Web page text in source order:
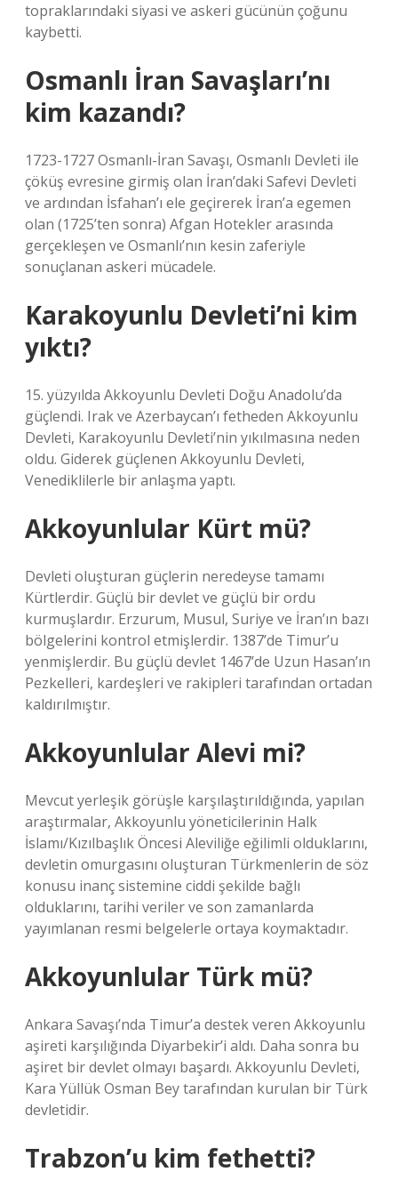
topraklarındaki siyasi ve askeri gücünün çoğunu
kaybetti.
Osmanlı İran Savaşları’nı
kim kazandı?
1723-1727 Osmanlı-İran Savaşı, Osmanlı Devleti ile
çöküş evresine girmiş olan İran’daki Safevi Devleti
ve ardından İsfahan’ı ele geçirerek İran’a egemen
olan (1725’ten sonra) Afgan Hotekler arasında
gerçekleşen ve Osmanlı’nın kesin zaferiyle
sonuçlanan askeri mücadele.
Karakoyunlu Devleti’ni kim
yıktı?
15. yüzyılda Akkoyunlu Devleti Doğu Anadolu’da
güçlendi. Irak ve Azerbaycan’ı fetheden Akkoyunlu
Devleti, Karakoyunlu Devleti’nin yıkılmasına neden
oldu. Giderek güçlenen Akkoyunlu Devleti,
Venediklilerle bir anlaşma yaptı.
Akkoyunlular Kürt mü?
Devleti oluşturan güçlerin neredeyse tamamı
Kürtlerdir. Güçlü bir devlet ve güçlü bir ordu
kurmuşlardır. Erzurum, Musul, Suriye ve İran’ın bazı
bölgelerini kontrol etmişlerdir. 1387’de Timur’u
yenmişlerdir. Bu güçlü devlet 1467’de Uzun Hasan’ın
Pezkelleri, kardeşleri ve rakipleri tarafından ortadan
kaldırılmıştır.
Akkoyunlular Alevi mi?
Mevcut yerleşik görüşle karşılaştırıldığında, yapılan
araştırmalar, Akkoyunlu yöneticilerinin Halk
İslamı/Kızılbaşlık Öncesi Aleviliğe eğilimli olduklarını,
devletin omurgasını oluşturan Türkmenlerin de söz
konusu inanç sistemine ciddi şekilde bağlı
olduklarını, tarihi veriler ve son zamanlarda
yayımlanan resmi belgelerle ortaya koymaktadır.
Akkoyunlular Türk mü?
Ankara Savaşı’nda Timur’a destek veren Akkoyunlu
aşireti karşılığında Diyarbekir’i aldı. Daha sonra bu
aşiret bir devlet olmayı başardı. Akkoyunlu Devleti,
Kara Yüllük Osman Bey tarafından kurulan bir Türk
devletidir.
Trabzon’u kim fethetti?